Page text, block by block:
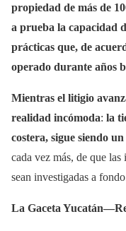
propiedad de más de
a prueba la capacidad
prácticas que, de
operado durante años
Mientras el litigio
realidad incómoda: la
costera, sigue siendo
cada vez más, de que
sean investigadas a
La Gaceta